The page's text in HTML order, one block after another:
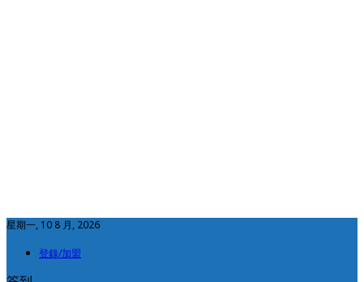
星期一, 10 8 月, 2026
登錄/加盟